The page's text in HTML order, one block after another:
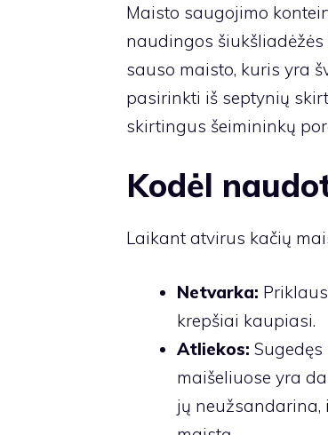
Maisto saugojimo
naudingos
sauso maisto, kuris yra
pasirinkti iš septynių
skirtingus šeimininkų
Kodėl
Laikant atvirus kačių
Netvarka:
krepšiai kaupiasi.
Atliekos:
maišeliuose yra
jų neužsandarina,